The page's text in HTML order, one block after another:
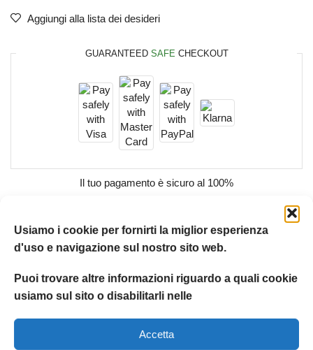
Usiamo i cookie per fornirti la miglior esperienza
d'uso e navigazione sul nostro sito web.
Puoi trovare altre informazioni riguardo a quali cookie
usiamo sul sito o disabilitarli nelle
Accetta
Aggiungi alla lista dei desideri
GUARANTEED SAFE CHECKOUT
Il tuo pagamento è sicuro al 100%
Categoria: Amenopet
Etichetta: Amenoklean
Marchio:AMENOKLEAN,Amenopet
Condividere: